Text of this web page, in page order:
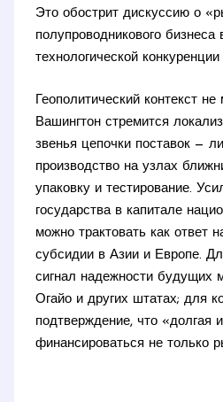
Это обострит дискуссию о
полупроводникового бизнеса
технологической
Геополитический контекст
Вашингтон стремится
звенья цепочки поставок —
производство на узлах
упаковку и тестирование.
государства в капитале
можно трактовать как ответ
субсидии в Азии и Европе.
сигнал надежности будущих
Огайо и других штатах; для
подтверждение, что «долгая
финансироваться не только